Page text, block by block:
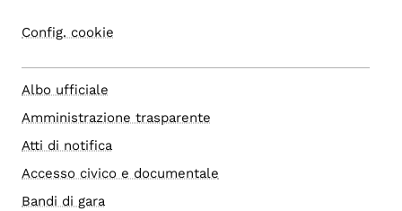
Config. cookie
Albo ufficiale
Amministrazione trasparente
Atti di notifica
Accesso civico e documentale
Bandi di gara